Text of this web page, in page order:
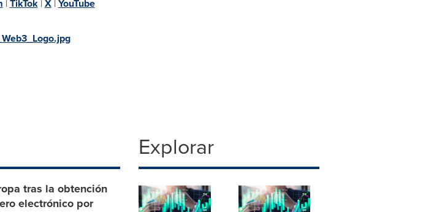
|TikTok|X|YouTube
tras la obtención
electrónico por
Explorar